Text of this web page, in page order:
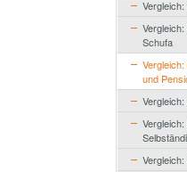
Schufa
und